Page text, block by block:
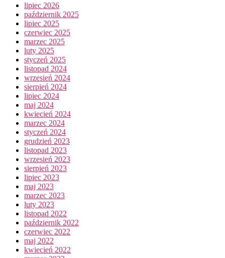
lipiec 2026
październik 2025
lipiec 2025
czerwiec 2025
marzec 2025
luty 2025
styczeń 2025
listopad 2024
wrzesień 2024
sierpień 2024
lipiec 2024
maj 2024
kwiecień 2024
marzec 2024
styczeń 2024
grudzień 2023
listopad 2023
wrzesień 2023
sierpień 2023
lipiec 2023
maj 2023
marzec 2023
luty 2023
listopad 2022
październik 2022
czerwiec 2022
maj 2022
kwiecień 2022